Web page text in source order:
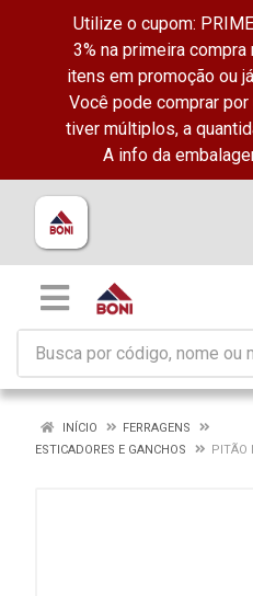
Utilize o cupom:
3% na primeira
itens em promoção ou
Você pode comprar
tiver múltiplos, a
A info da
INÍCIO
FERRAGENS
ESTICADORES E GANCHOS
PITÃO